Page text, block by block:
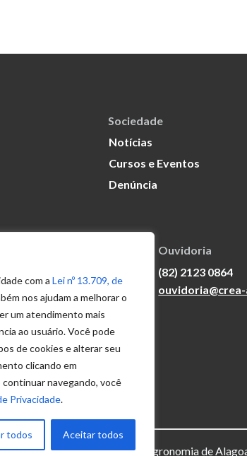
com a Lei nº 13.709, de
nos ajudam a melhorar o
um atendimento mais
ao usuário. Você pode
de cookies e alterar seu
clicando em
continuar navegando, você
Privacidade.
todos Aceitar todos
Sociedade
Notícias
Cursos e Eventos
Denúncia
Ouvidoria
(82) 2123 0864
Regional de Engenharia e Agronomia de